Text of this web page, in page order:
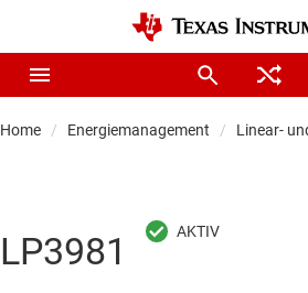
Home Energiemanagement Linear-
LP3981